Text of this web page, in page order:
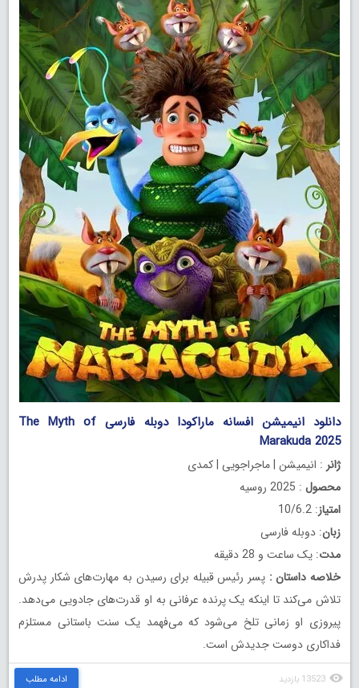
دانلود انیمیشن افسانه ماراکودا دوبله فارسی The Myth of
Marakuda 2025
ژانر : انیمیشن | ماجراجویی | کمدی
محصول : 2025 روسیه
امتیاز: 10/6.2
زبان: دوبله فارسی
مدت: یک ساعت و 28 دقیقه
خلاصه داستان : پسر رئیس قبیله برای رسیدن به مهارت‌های شکار پدرش
تلاش می‌کند تا اینکه یک پرنده عرفانی به او قدرت‌های جادویی می‌دهد.
پیروزی او زمانی تلخ می‌شود که می‌فهمد یک سنت باستانی مستلزم
فداکاری دوست جدیدش است.
13523 بازدید ادامه مطلب